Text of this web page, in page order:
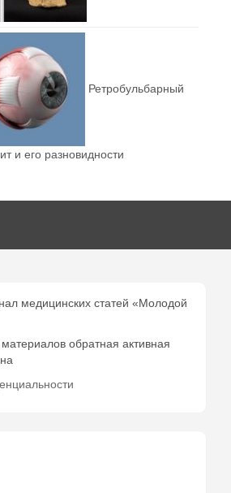
Ретробульбарный
и его разновидности
медицинских статей «Молодой
обратная активная